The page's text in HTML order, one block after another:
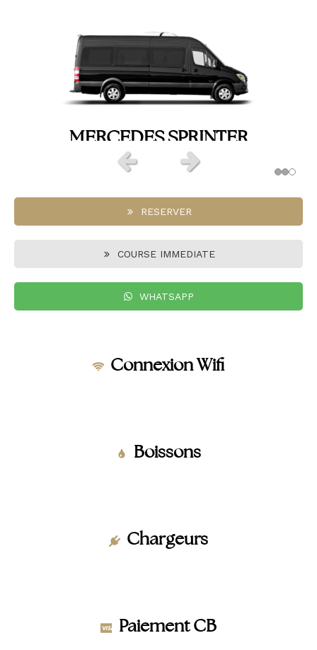
BERLINE
VAN
MERCEDES SPRINTER
Slide précédentSlide suivant
RESERVER
COURSE IMMEDIATE
WHATSAPP
Connexion Wifi
Boissons
Chargeurs
Paiement CB